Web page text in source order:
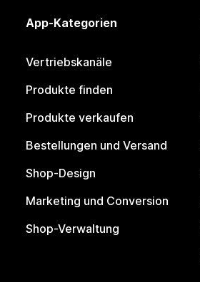
App-Kategorien
Vertriebskanäle
Produkte finden
Produkte verkaufen
Bestellungen und Versand
Shop-Design
Marketing und Conversion
Shop-Verwaltung